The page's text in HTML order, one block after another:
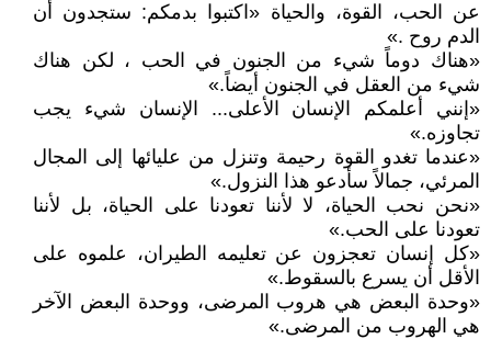
عن الحب، القوة، والحياة «اكتبوا بدمكم: ستجدون أن
الدم روح .»
«هناك دوماً شيء من الجنون في الحب ، لكن هناك
شيء من العقل في الجنون أيضاً.»
«إنني أعلمكم الإنسان الأعلى... الإنسان شيء يجب
تجاوزه.»
«عندما تغدو القوة رحيمة وتنزل من عليائها إلى المجال
المرئي، جمالاً سأدعو هذا النزول.»
«نحن نحب الحياة، لا لأننا تعودنا على الحياة، بل لأننا
تعودنا على الحب.»
«كل إنسان تعجزون عن تعليمه الطيران، علموه على
الأقل أن يسرع بالسقوط.»
«وحدة البعض هي هروب المرضى، ووحدة البعض الآخر
هي الهروب من المرضى.»